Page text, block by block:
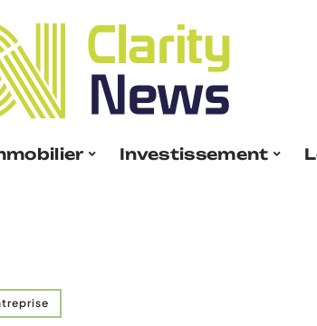
Investissement